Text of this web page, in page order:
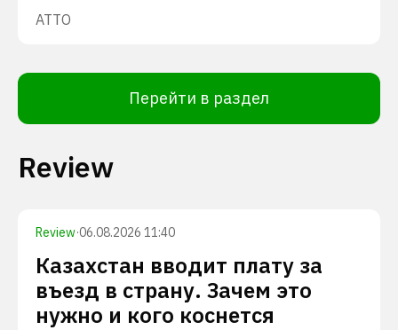
ATTO
Перейти в раздел
Review
Review·06.08.2026 11:40
Казахстан вводит плату за
въезд в страну. Зачем это
нужно и кого коснется